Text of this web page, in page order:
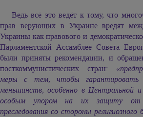
Ведь всё это ведёт к тому, что
прав верующих в Украине вредят
Украины как правового и
Парламентской Ассамблее Совета
были приняты рекомендации, и
посткоммунистических стран:
меры с тем, чтобы гарантировать
меньшинств, особенно в Центральной
особым упором на их защиту от
преследования со стороны